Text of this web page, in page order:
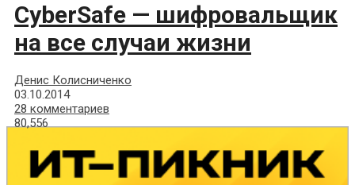
CyberSafe — шифровальщик
на все случаи жизни
Денис Колисниченко
03.10.2014
28 комментариев
80,556